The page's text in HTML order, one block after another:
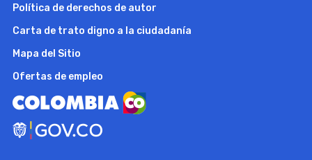
Política de derechos de autor
Carta de trato digno a la ciudadanía
Mapa del Sitio
Ofertas de empleo